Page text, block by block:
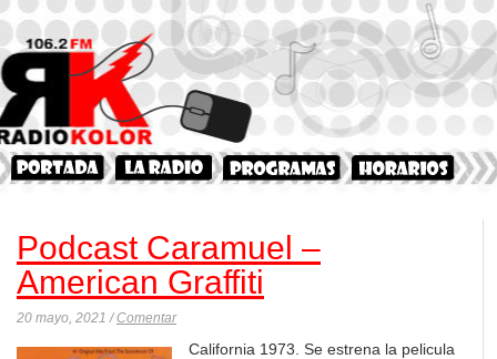
Podcast Caramuel –
American Graffiti
20 mayo, 2021 /Comentar
California 1973. Se estrena la pelicula